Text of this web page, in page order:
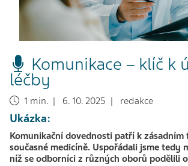
Komunikace – klíč k
léčby
1 min. | 6. 10. 2025 | redakce
Ukázka:
Komunikační dovednosti patří k
současné medicíně. Uspořádali jsme tedy
níž se odborníci z různých oborů podělili